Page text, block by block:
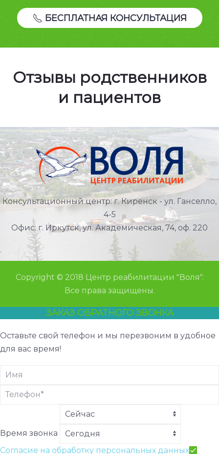
БЕСПЛАТНАЯ КОНСУЛЬТАЦИЯ
Отзывы родственников
и пациентов
Консультационный центр: г. Киренск - ул. Ганселло,
4-5
Офис: г. Иркутск, ул. Академическая, 74, оф. 220
Copyright © 2018 Центр реабилитации "Воля".
Все права защищены.
ЗАКАЗ ОБРАТНОГО ЗВОНКА
Оставьте свой телефон и мы перезвоним в удобное
для вас время!
Время звонка
Согласие на обработку персональных данных